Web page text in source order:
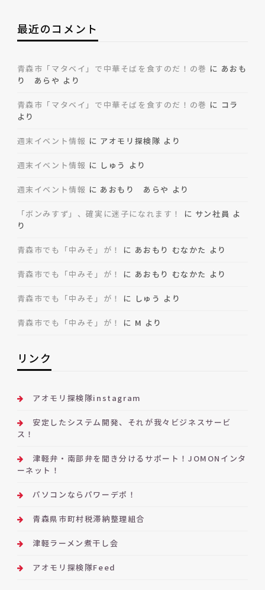
最近のコメント
青森市「マタベイ」で中華そばを食すのだ！の巻 に あおも
り あらや より
青森市「マタベイ」で中華そばを食すのだ！の巻 に コラ
より
週末イベント情報 に アオモリ探検隊 より
週末イベント情報 に しゅう より
週末イベント情報 に あおもり あらや より
「ボンみすず」、確実に迷子になれます！ に サン社員 よ
り
青森市でも「中みそ」が！ に あおもり むなかた より
青森市でも「中みそ」が！ に あおもり むなかた より
青森市でも「中みそ」が！ に しゅう より
青森市でも「中みそ」が！ に M より
リンク
アオモリ探検隊instagram
安定したシステム開発、それが我々ビジネスサービ
ス！
津軽弁・南部弁を聞き分けるサポート！JOMONインタ
ーネット！
パソコンならパワーデポ！
青森県市町村税滞納整理組合
津軽ラーメン煮干し会
アオモリ探検隊Feed